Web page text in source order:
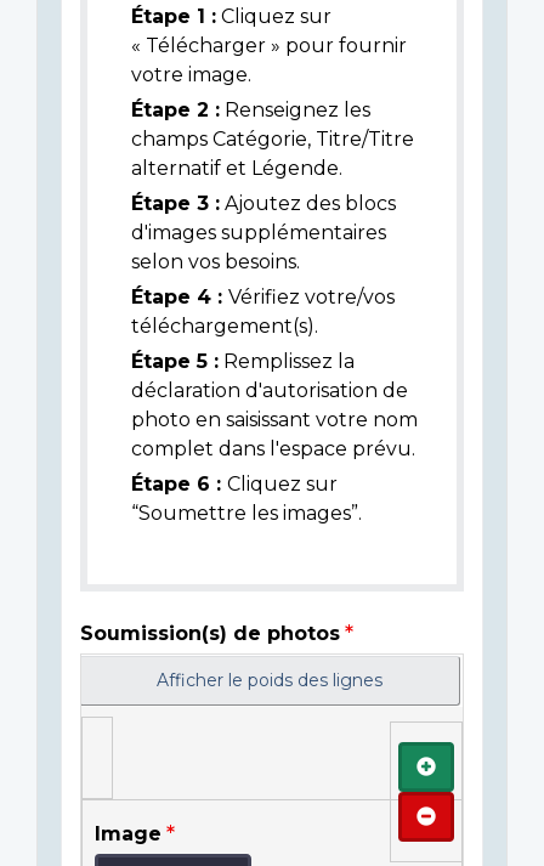
Étape 1 : Cliquez sur
« Télécharger » pour fournir
votre image.
Étape 2 : Renseignez les
champs Catégorie, Titre/Titre
alternatif et Légende.
Étape 3 : Ajoutez des blocs
d'images supplémentaires
selon vos besoins.
Étape 4 : Vérifiez votre/vos
téléchargement(s).
Étape 5 : Remplissez la
déclaration d'autorisation de
photo en saisissant votre nom
complet dans l'espace prévu.
Étape 6 : Cliquez sur
“Soumettre les images”.
Soumission(s) de photos
Afficher le poids des lignes
Image
Ajouter
Retirer